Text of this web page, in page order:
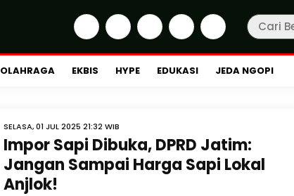
OLAHRAGA EKBIS HYPE EDUKASI JEDA NGOPI
SELASA, 01 JUL 2025 21:32 WIB
Impor Sapi Dibuka, DPRD Jatim:
Jangan Sampai Harga Sapi Lokal
Anjlok!